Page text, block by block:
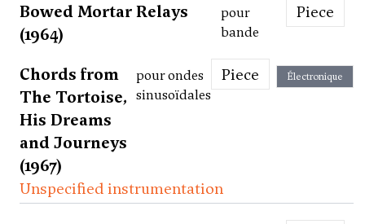
Bowed Mortar Relays
(1964)
pour
bande
Piece
Chords from
The Tortoise,
His Dreams
and Journeys
(1967)
pour ondes
sinusoïdales
Piece Électronique
Unspecified instrumentation